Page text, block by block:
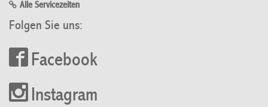
Alle Servicezeiten
Folgen Sie uns:
Facebook
Instagram